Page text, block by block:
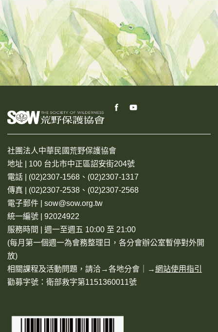
社團法人中華民國荒野保護協會
地址 | 100 台北市中正區詔安街204號
電話 | (02)2307-1568、(02)2307-1317
傳真 | (02)2307-2538、(02)2307-2568
電子郵件 | sow@sow.org.tw
統一編號 | 92024922
服務時間 | 週一至週五 10:00 至 21:00
(每月第一個週一為會務整理日，各分會辦公室暫停對外開
放)
相關課程及活動問題，請洽→各地分會 ｜→網站使用指引
勸募字號：衛部救字第1151360011號